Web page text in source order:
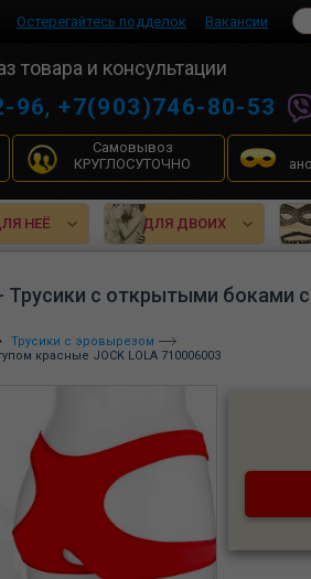
Остерегайтесь подделок Вакансии
товара и консультации
96,+7(903)746-80-53
Самовывоз
КРУГЛОСУТОЧНО
НЕЁ ДЛЯ ДВОИХ
Трусики с открытыми боками
Трусики с эровырезом
красные JOCK LOLA 710006003